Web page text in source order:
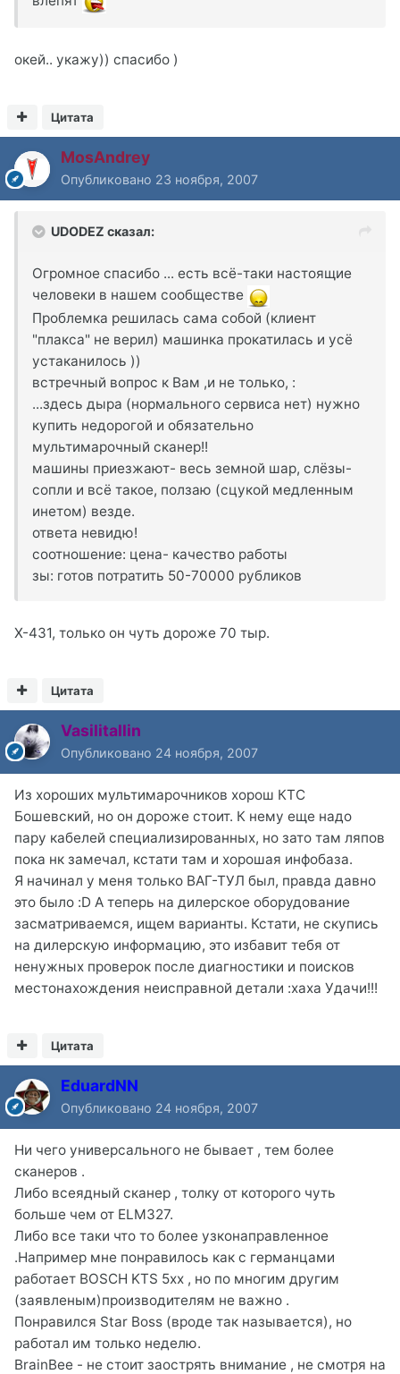
окей.. укажу)) спасибо )
Цитата
MosAndrey
Опубликовано 23 ноября, 2007
UDODEZ сказал:
Огромное спасибо ... есть всё-таки настоящие
человеки в нашем сообществе
Проблемка решилась сама собой (клиент
"плакса" не верил) машинка прокатилась и усё
устаканилось ))
встречный вопрос к Вам ,и не только, :
...здесь дыра (нормального сервиса нет) нужно
купить недорогой и обязательно
мультимарочный сканер!!
машины приезжают- весь земной шар, слёзы-
сопли и всё такое, ползаю (сцукой медленным
инетом) везде.
ответа невидю!
соотношение: цена- качество работы
зы: готов потратить 50-70000 рубликов
Х-431, только он чуть дороже 70 тыр.
Цитата
Vasilitallin
Опубликовано 24 ноября, 2007
Из хороших мультимарочников хорош КТС
Бошевский, но он дороже стоит. К нему еще надо
пару кабелей специализированных, но зато там ляпов
пока нк замечал, кстати там и хорошая инфобаза.
Я начинал у меня только ВАГ-ТУЛ был, правда давно
это было :D А теперь на дилерское оборудование
засматриваемся, ищем варианты. Кстати, не скупись
на дилерскую информацию, это избавит тебя от
ненужных проверок после диагностики и поисков
местонахождения неисправной детали :xaxa Удачи!!!
Цитата
EduardNN
Опубликовано 24 ноября, 2007
Ни чего универсального не бывает , тем более
сканеров .
Либо всеядный сканер , толку от которого чуть
больше чем от ELM327.
Либо все таки что то более узконаправленное
.Например мне понравилось как с германцами
работает BOSCH KTS 5xx , но по многим другим
(заявленым)производителям не важно .
Понравился Star Boss (вроде так называется), но
работал им только неделю.
BrainBee - не стоит заострять внимание , не смотря на